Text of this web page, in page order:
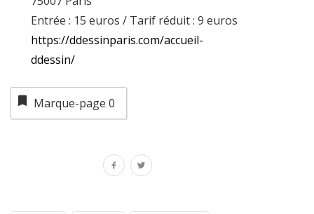
Entrée : 15 euros / Tarif réduit : 9 euros
https://ddessinparis.com/accueil-
ddessin/
Marque-page 0